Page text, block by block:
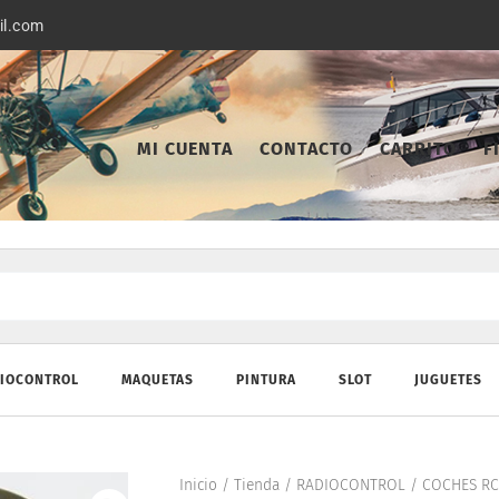
MI CUENTA CONTACTO CARRITO
MAQUETAS PINTURA SLOT JUGUETES
Inicio / Tienda/ RADIOCONTROL/ COCHES RC